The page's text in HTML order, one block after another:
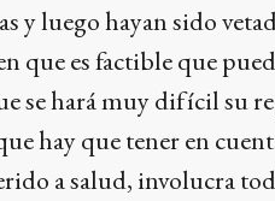
y luego hayan sido
que es factible que
se hará muy difícil su
hay que tener en
a salud, involucra